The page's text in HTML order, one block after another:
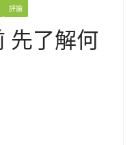
評論
先了解何